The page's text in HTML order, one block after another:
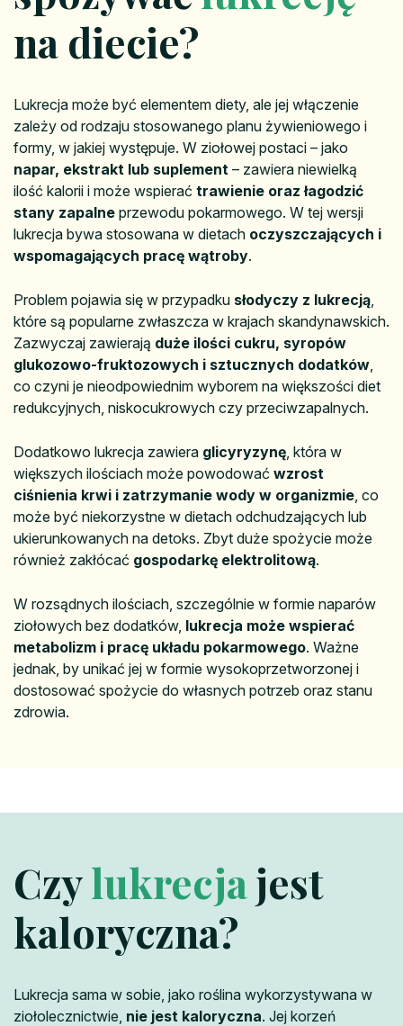
na diecie?
Lukrecja może być elementem diety, ale jej włączenie
zależy od rodzaju stosowanego planu żywieniowego i
formy, w jakiej występuje. W ziołowej postaci – jako
napar, ekstrakt lub suplement – zawiera niewielką
ilość kalorii i może wspierać trawienie oraz łagodzić
stany zapalne przewodu pokarmowego. W tej wersji
lukrecja bywa stosowana w dietach oczyszczających i
wspomagających pracę wątroby.
Problem pojawia się w przypadku słodyczy z lukrecją
które są popularne zwłaszcza w krajach skandynawskich.
Zazwyczaj zawierają duże ilości cukru, syropów
glukozowo-fruktozowych i sztucznych dodatków
co czyni je nieodpowiednim wyborem na większości diet
redukcyjnych, niskocukrowych czy przeciwzapalnych.
Dodatkowo lukrecja zawiera glicyryzynę , która w
większych ilościach może powodować wzrost
ciśnienia krwi i zatrzymanie wody w organizmie , co
może być niekorzystne w dietach odchudzających lub
ukierunkowanych na detoks. Zbyt duże spożycie może
również zakłócać gospodarkę elektrolitową.
W rozsądnych ilościach, szczególnie w formie naparów
ziołowych bez dodatków, lukrecja może wspierać
metabolizm i pracę układu pokarmowego. Ważne
jednak, by unikać jej w formie wysokoprzetworzonej i
dostosować spożycie do własnych potrzeb oraz stanu
zdrowia.
Czylukrecjajest
kaloryczna?
Lukrecja sama w sobie, jako roślina wykorzystywana w
ziołolecznictwie, nie jest kaloryczna. Jej korzeń